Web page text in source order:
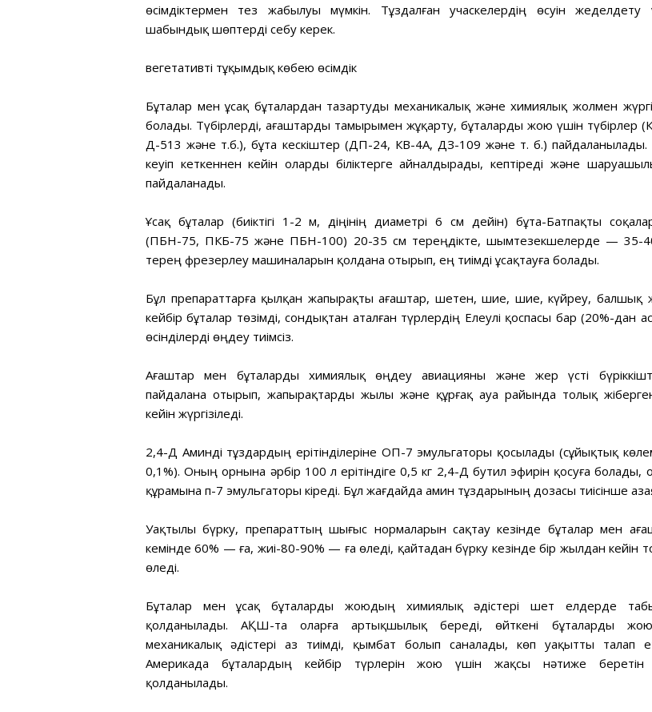
өсімдіктермен тез жабылуы мүмкін. Тұздалған учаскелердің өсуін жеделдету
шабындық шөптерді себу керек.
вегетативті тұқымдық көбею өсімдік
Бұталар мен ұсақ бұталардан тазартуды механикалық және химиялық жолмен
болады. Түбірлерді, ағаштарды тамырымен жұқарту, бұталарды жою үшін түбірлер
Д-513 және т.б.), бұта кескіштер (ДП-24, КВ-4А, ДЗ-109 және т. б.)
кеуіп кеткеннен кейін оларды біліктерге айналдырады, кептіреді және
пайдаланады.
Ұсақ бұталар (биіктігі 1-2 м, діңінің диаметрі 6 см дейін) бұта-Батпақты
(ПБН-75, ПКБ-75 және ПБН-100) 20-35 см тереңдікте, шымтезекшелерде — 35-
терең фрезерлеу машиналарын қолдана отырып, ең тиімді ұсақтауға болады.
Бұл препараттарға қылқан жапырақты ағаштар, шетен, шие, шие, күйреу, балшық
кейбір бұталар төзімді, сондықтан аталған түрлердің Елеулі қоспасы бар (20%-дан
өсінділерді өңдеу тиімсіз.
Ағаштар мен бұталарды химиялық өңдеу авиацияны және жер үсті
пайдалана отырып, жапырақтарды жылы және құрғақ ауа райында толық
кейін жүргізіледі.
2,4-Д Аминді тұздардың ерітінділеріне ОП-7 эмульгаторы қосылады (сұйықтық
0,1%). Оның орнына әрбір 100 л ерітіндіге 0,5 кг 2,4-Д бутил эфирін қосуға болады,
құрамына п-7 эмульгаторы кіреді. Бұл жағдайда амин тұздарының дозасы тиісінше
Уақтылы бүрку, препараттың шығыс нормаларын сақтау кезінде бұталар мен
кемінде 60% — ға, жиі-80-90% — ға өледі, қайтадан бүрку кезінде бір жылдан кейін
өледі.
Бұталар мен ұсақ бұталарды жоюдың химиялық әдістері шет елдерде
қолданылады. АҚШ-та оларға артықшылық береді, өйткені бұталарды
механикалық әдістері аз тиімді, қымбат болып саналады, көп уақытты талап
Америкада бұталардың кейбір түрлерін жою үшін жақсы нәтиже беретін
қолданылады.